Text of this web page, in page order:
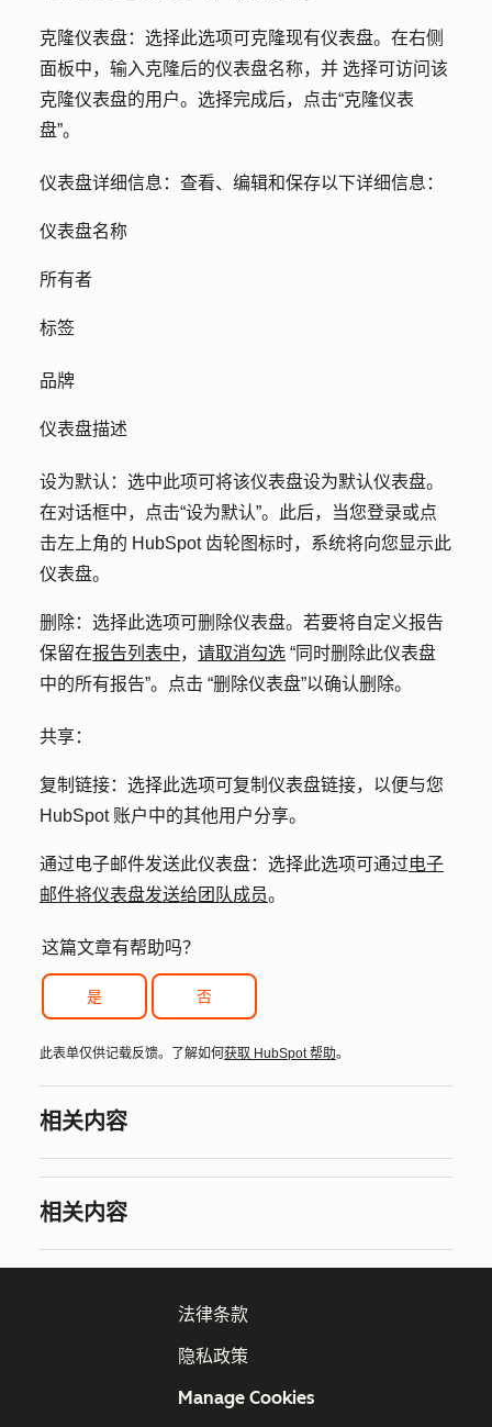
克隆仪表盘： 选择此选项可克隆现有仪表盘。在右侧
面板中，输入克隆后的仪表盘名称，并 选择可访问该
克隆仪表盘的用户。选择完成后，点击“克隆仪表
盘”。
仪表盘详细信息： 查看、编辑和保存以下详细信息：
仪表盘名称
所有者
标签
品牌
仪表盘描述
设为默认： 选中此项可将该仪表盘设为默认仪表盘。
在对话框中，点击“设为默认”。此后，当您登录或点
击左上角的 HubSpot 齿轮图标时，系统将向您显示此
仪表盘。
删除： 选择此选项可删除仪表盘。若要将自定义报告
保留在报告列表中， 请取消勾选 “同时删除此仪表盘
中的所有报告”。点击 “删除仪表盘”以确认删除。
共享：
复制链接： 选择此选项可复制仪表盘链接，以便与您
HubSpot 账户中的其他用户分享。
通过电子邮件发送此仪表盘： 选择此选项可通过电子
邮件将仪表盘发送给团队成员。
这篇文章有帮助吗？
是 否
此表单仅供记载反馈。了解如何 获取 HubSpot 帮助。
相关内容
相关内容
法律条款
隐私政策
Manage Cookies